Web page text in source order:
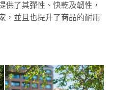
供了其彈性、快乾及韌性，
，並且也提升了商品的耐用